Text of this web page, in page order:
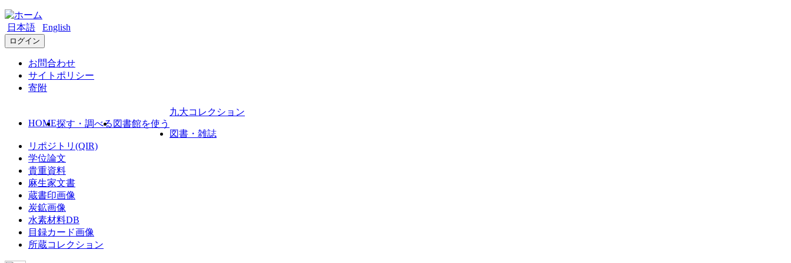
日本語 English
ログイン
お問合わせ
サイトポリシー
寄附
HOME探す・調べる 図書館を使う
九大コレクション
図書・雑誌
リポジトリ(QIR)
学位論文
貴重資料
麻生家文書
蔵書印画像
炭鉱画像
水素材料DB
目録カード画像
所蔵コレクション